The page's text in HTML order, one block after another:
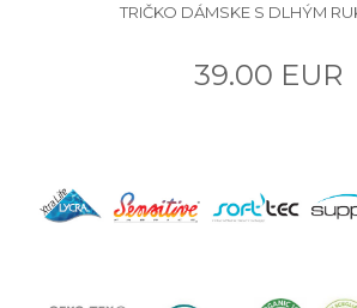
TRIČKO DÁMSKE S DLHÝM
39.00 EUR